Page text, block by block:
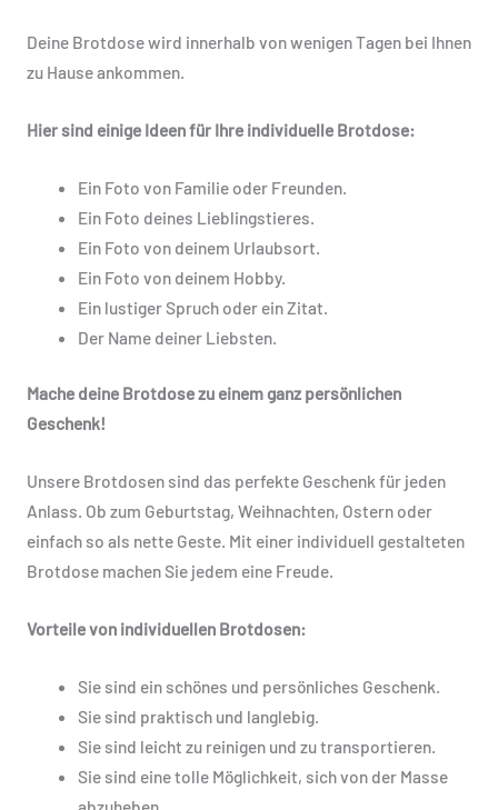
Deine Brotdose wird innerhalb von wenigen Tagen bei Ihnen
zu Hause ankommen.
Hier sind einige Ideen für Ihre individuelle Brotdose:
Ein Foto von Familie oder Freunden.
Ein Foto deines Lieblingstieres.
Ein Foto von deinem Urlaubsort.
Ein Foto von deinem Hobby.
Ein lustiger Spruch oder ein Zitat.
Der Name deiner Liebsten.
Mache deine Brotdose zu einem ganz persönlichen
Geschenk!
Unsere Brotdosen sind das perfekte Geschenk für jeden
Anlass. Ob zum Geburtstag, Weihnachten, Ostern oder
einfach so als nette Geste. Mit einer individuell gestalteten
Brotdose machen Sie jedem eine Freude.
Vorteile von individuellen Brotdosen:
Sie sind ein schönes und persönliches Geschenk.
Sie sind praktisch und langlebig.
Sie sind leicht zu reinigen und zu transportieren.
Sie sind eine tolle Möglichkeit, sich von der Masse
abzuheben.